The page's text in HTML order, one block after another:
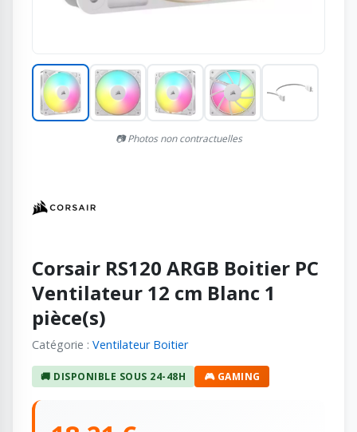
📷 Photos non contractuelles
Corsair RS120 ARGB Boitier PC
Ventilateur 12 cm Blanc 1
pièce(s)
Catégorie : Ventilateur Boitier
🚚 DISPONIBLE SOUS 24-48H 🎮 GAMING